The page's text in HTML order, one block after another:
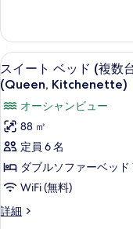
写
真
を
表
示
す
る
(Veranda)
の
す
べ
て
の
写
真
を
ト
の
詳
細
簡
易
キ
ッ
チ
ン
オ
ー
シ
ャ
ベ
ッ
ド
(複
数
台)
簡
易
キ
ッ
ン
オ
ー
ス
イ
ー
ト
ベ
ッ
ド
(複
17
スイート ベッド (複数
(Queen, Kitchenette)
オーシャンビュー
88 ㎡
定員 6 名
ダブルソファーベッ
WiFi (無料)
詳細
ス